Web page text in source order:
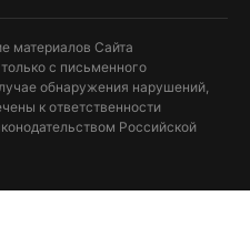
материалов Сайта
с письменного
обнаружения нарушений,
к ответственности
Российской